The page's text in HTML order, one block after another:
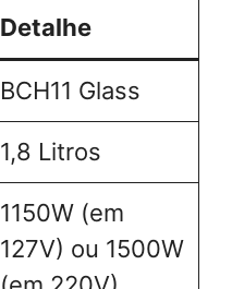
Detalhe
BCH11 Glass
1,8 Litros
1150W (em
127V) ou 1500W